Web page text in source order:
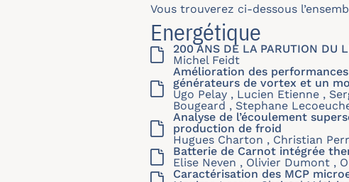
Vous trouverez ci-dessous
Energétique
200 ANS DE LA PARUTION DU
Michel Feidt
Amélioration des
générateurs de vortex et un
Ugo Pelay , Lucien Etienne ,
Bougeard , Stephane
Analyse de l’écoulement
production de froid
Hugues Charton , Christian
Batterie de Carnot intégrée
Elise Neven , Olivier Dumont ,
Caractérisation des MCP